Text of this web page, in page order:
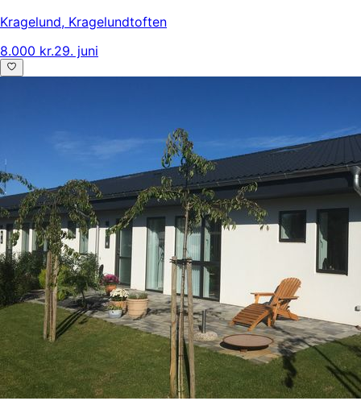
Kragelund, Kragelundtoften
8.000 kr.29. juni